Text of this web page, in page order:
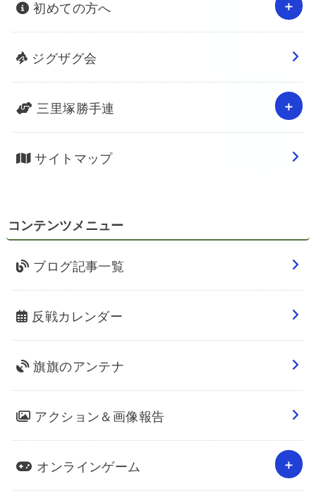
初めての方へ
ジグザグ会
三里塚勝手連
サイトマップ
コンテンツメニュー
ブログ記事一覧
反戦カレンダー
旗旗のアンテナ
アクション＆画像報告
オンラインゲーム